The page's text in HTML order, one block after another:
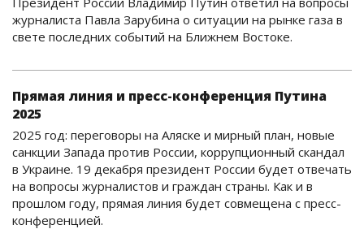
журналиста Павла Зарубина о ситуации на рынке газа в
свете последних событий на Ближнем Востоке.
Прямая линия и пресс-конференция Путина
2025
2025 год: переговоры на Аляске и мирный план, новые
санкции Запада против России, коррупционный скандал
в Украине. 19 декабря президент России будет отвечать
на вопросы журналистов и граждан страны. Как и в
прошлом году, прямая линия будет совмещена с пресс-
конференцией.